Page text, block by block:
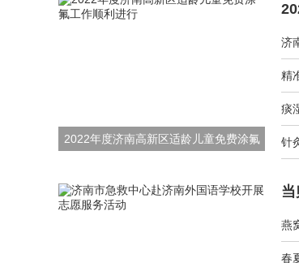
2022年度济南高新区适龄儿童免费涂氟
痰
针
燕
春